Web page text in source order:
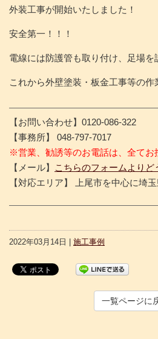
外装工事が開始いたしました！
安全第一！！！
電線には防護管も取り付け、足場を
これから外壁塗装・板金工事等の作
【お問い合わせ】0120-086-322
【事務所】 048-797-7017
※営業、勧誘等のお電話は、全てお
【メール】
こちらのフォームより
【対応エリア】 上尾市を中心に埼
2022年03月14日 | 施工事例
一覧ページに